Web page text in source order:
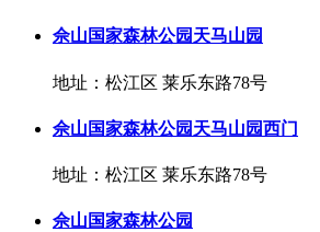
佘山国家森林公园天马山园
地址：松江区 莱乐东路78号
佘山国家森林公园天马山园西门
地址：松江区 莱乐东路78号
佘山国家森林公园